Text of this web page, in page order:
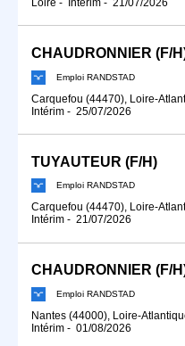
CHAUDRONNIER (F/
Emploi RANDSTAD
Carquefou (44470), Loire-
Intérim - 25/07/2026
TUYAUTEUR (F/H)
Emploi RANDSTAD
Carquefou (44470), Loire-
Intérim - 21/07/2026
CHAUDRONNIER (F/
Emploi RANDSTAD
Nantes (44000), Loire-
Intérim - 01/08/2026